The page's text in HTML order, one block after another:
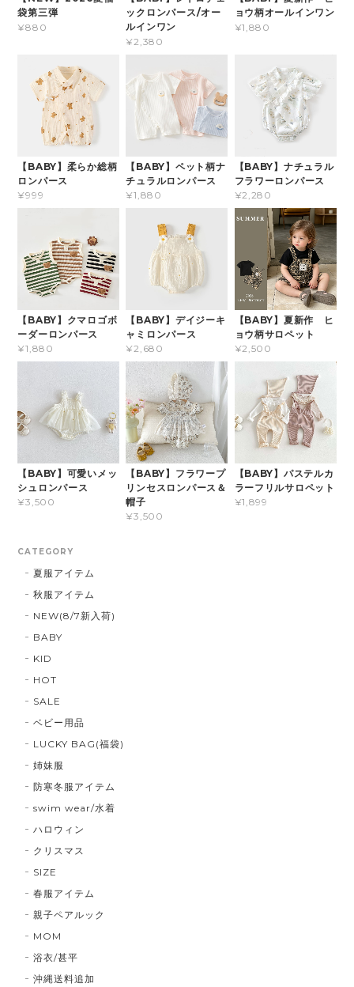
袋第三弾
¥880
ックロンパース/オー
ルインワン
¥2,380
ョウ柄オールインワン
¥1,880
【BABY】柔らか総柄
ロンパース
¥999
【BABY】ペット柄ナ
チュラルロンパース
¥1,880
【BABY】ナチュラル
フラワーロンパース
¥2,280
【BABY】クマロゴボ
ーダーロンパース
¥1,880
【BABY】デイジーキ
ャミロンパース
¥2,680
【BABY】夏新作 ヒ
ョウ柄サロペット
¥2,500
【BABY】可愛いメッ
シュロンパース
¥3,500
【BABY】フラワープ
リンセスロンパース＆
帽子
¥3,500
【BABY】パステルカ
ラーフリルサロペット
¥1,899
CATEGORY
夏服アイテム
秋服アイテム
NEW(8/7新入荷)
BABY
KID
HOT
SALE
ベビー用品
LUCKY BAG(福袋)
姉妹服
防寒冬服アイテム
swim wear/水着
ハロウィン
クリスマス
SIZE
春服アイテム
親子ペアルック
MOM
浴衣/甚平
沖縄送料追加